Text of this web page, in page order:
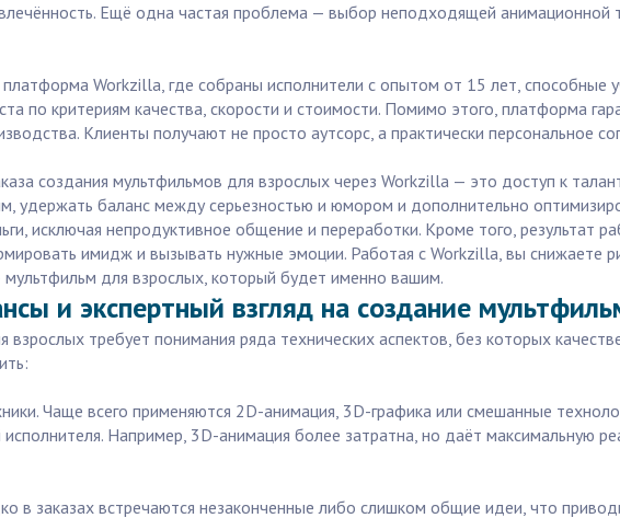
Ещё одна частая проблема — выбор неподходящей анимационной
Workzilla, где собраны исполнители с опытом от 15 лет, способные
по критериям качества, скорости и стоимости. Помимо этого, платформа
Клиенты получают не просто аутсорс, а практически персональное
создания мультфильмов для взрослых через Workzilla — это доступ к
удержать баланс между серьезностью и юмором и дополнительно
исключая непродуктивное общение и переработки. Кроме того, результат
имидж и вызывать нужные эмоции. Работая с Workzilla, вы снижаете
для взрослых, который будет именно вашим.
и экспертный взгляд на создание
взрослых требует понимания ряда технических аспектов, без которых
Чаще всего применяются 2D-анимация, 3D-графика или смешанные
Например, 3D-анимация более затратна, но даёт максимальную
в заказах встречаются незаконченные либо слишком общие идеи, что